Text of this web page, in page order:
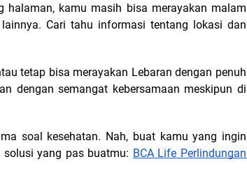
kamu masih bisa merayakan malam
Cari tahu informasi tentang lokasi dan
tetap bisa merayakan Lebaran dengan penuh
dengan semangat kebersamaan meskipun di
soal kesehatan. Nah, buat kamu yang ingin
yang pas buatmu: BCA Life Perlindungan